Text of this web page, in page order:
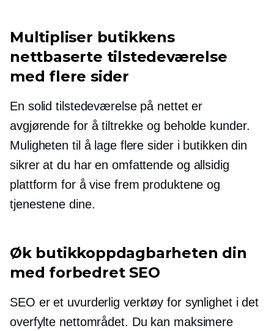
Multipliser butikkens
nettbaserte tilstedeværelse
med flere sider
En solid tilstedeværelse på nettet er
avgjørende for å tiltrekke og beholde kunder.
Muligheten til å lage flere sider i butikken din
sikrer at du har en omfattende og allsidig
plattform for å vise frem produktene og
tjenestene dine.
Øk butikkoppdagbarheten din
med forbedret SEO
SEO er et uvurderlig verktøy for synlighet i det
overfylte nettområdet. Du kan maksimere